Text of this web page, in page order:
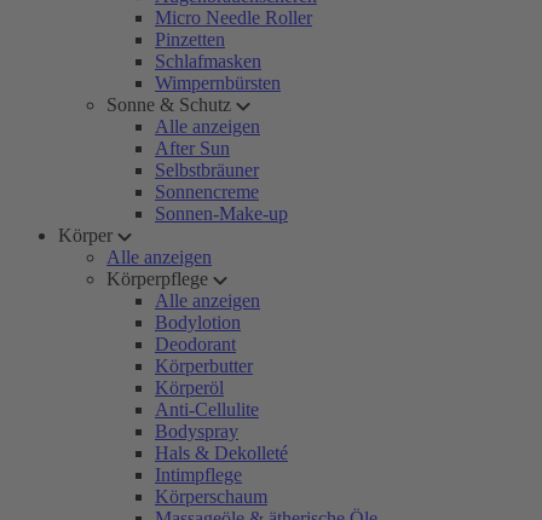
Micro Needle Roller
Pinzetten
Schlafmasken
Wimpernbürsten
Sonne & Schutz
Alle anzeigen
After Sun
Selbstbräuner
Sonnencreme
Sonnen-Make-up
Körper
Alle anzeigen
Körperpflege
Alle anzeigen
Bodylotion
Deodorant
Körperbutter
Körperöl
Anti-Cellulite
Bodyspray
Hals & Dekolleté
Intimpflege
Körperschaum